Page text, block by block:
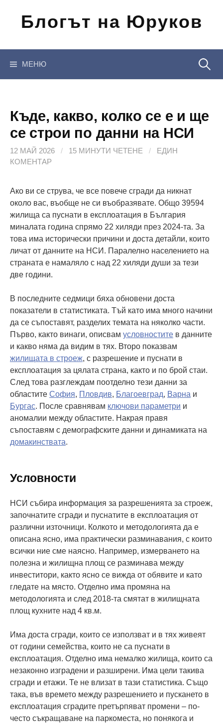
съдържанието
Блогът на Юруков
МЕНЮ
Къде, какво, колко се е и ще
се строи по данни на НСИ
12 МАЙ 2026 / 15 МИНУТИ ЧЕТЕНЕ /
ЕДИН
КОМЕНТАР
Ако ви се струва, че все повече сгради да никнат
около вас, въобще не си въобразявате. Общо 39594
жилища са пуснати в експлоатация в България
миналата година спрямо 22 хиляди през 2024-та. За
това има исторически причини и доста детайли, които
личат от данните на НСИ. Паралелно населението на
страната е намаляло с над 22 хиляди души за тези
две години.
В последните седмици бяха обновени доста
показатели в статистиката. Тъй като има много начини
да се съпоставят, разделих темата на няколко части.
Първо, както винаги, описвам условностите в данните
и какво няма да видим в тях. Второ показвам
жилищата в строеж, с разрешение и пуснати в
експлоатация за цялата страна, както и по брой стаи.
След това разглеждам поотделно тези данни за
областите София, Пловдив, Благоевград, Варна и
Бургас. После сравнявам ключови параметри и
аномалии между областите. Накрая правя
съпоставям с демографските данни и динамиката на
домакинствата.
Условности
НСИ събира информация за разрешенията за строеж,
започнатите сгради и пуснатите в експлоатация от
различни източници. Колкото и методологията да е
описана ясно, има практически разминавания, с които
всички ние сме наясно. Например, измерването на
полезна и жилищна площ се разминава между
инвеститори, както ясно се вижда от обявите и като
гледате на място. Отделно има промяна на
методологията и след 2018-та смятат в жилищната
площ кухните над 4 кв.м.
Има доста сгради, които се използват и в тях живеят
от години семейства, които не са пуснати в
експлоатация. Отделно има немалко жилища, които са
незаконно изградени и разширени. Има цели такива
сгради и етажи. Те не влизат в тази статистика. Също
така, във времето между разрешението и пускането в
експлоатация сградите претърпяват промени – по-
често съкращаване на паркоместа, но понякога и